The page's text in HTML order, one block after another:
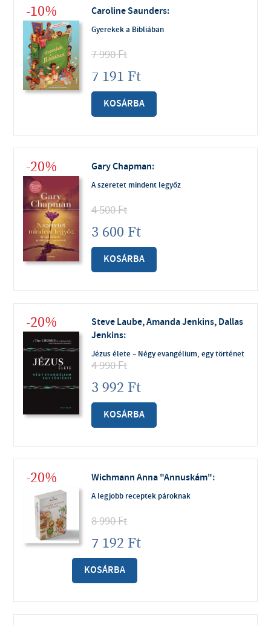
-10% Caroline Saunders:
Gyerekek a Bibliában
7 990Ft
7 191 Ft
KOSÁRBA
-20% Gary Chapman:
A szeretet mindent legyőz
4 500Ft
3 600 Ft
KOSÁRBA
-20%
Steve Laube, Amanda Jenkins, Dallas
Jenkins:
Jézus élete – Négy evangélium, egy történet
4 990Ft
3 992 Ft
KOSÁRBA
-20% Wichmann Anna "Annuskám":
A legjobb receptek pároknak
8 990Ft
7 192 Ft
KOSÁRBA